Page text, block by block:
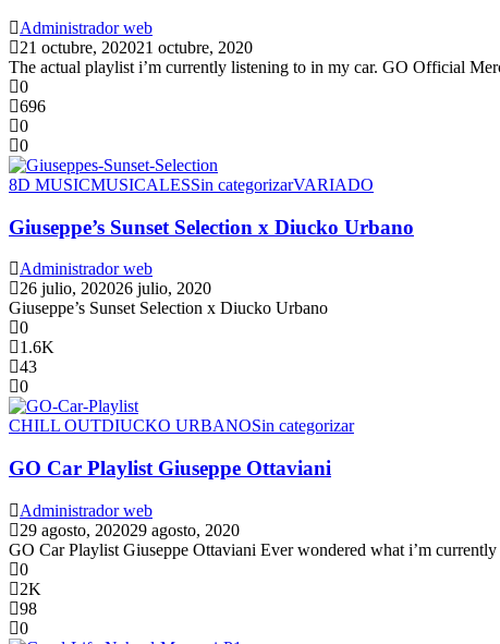
Administrador web
21 octubre, 202021 octubre, 2020
The actual playlist i’m currently listening to in my car. GO Official
0
696
0
0
8D MUSICMUSICALESSin categorizarVARIADO
Giuseppe’s Sunset Selection x Diucko Urbano
Administrador web
26 julio, 202026 julio, 2020
Giuseppe’s Sunset Selection x Diucko Urbano
0
1.6K
43
0
CHILL OUTDIUCKO URBANOSin categorizar
GO Car Playlist Giuseppe Ottaviani
Administrador web
29 agosto, 202029 agosto, 2020
GO Car Playlist Giuseppe Ottaviani Ever wondered what i’m
0
2K
98
0